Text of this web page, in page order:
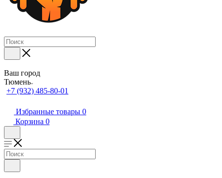
Ваш город
Тюмень
+7 (932) 485-80-01
Избранные товары 0
Корзина 0